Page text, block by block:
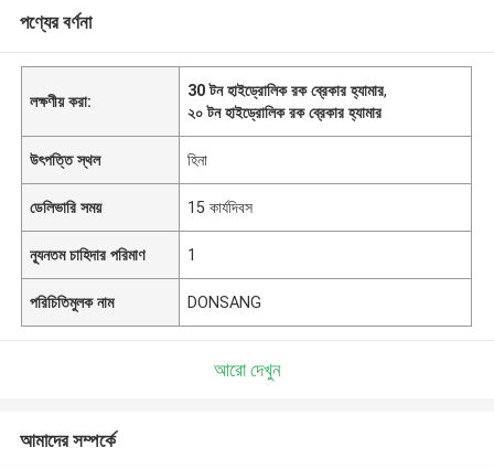
পণ্যের বর্ণনা
লক্ষণীয় করা:
30 টন হাইড্রোলিক রক ব্রেকার হ্যামার,
২০ টন হাইড্রোলিক রক ব্রেকার হ্যামার
উৎপত্তি স্থল হিনা
ডেলিভারি সময় 15 কার্যদিবস
ন্যূনতম চাহিদার পরিমাণ 1
পরিচিতিমুলক নাম DONSANG
আরো দেখুন
আমাদের সম্পর্কে